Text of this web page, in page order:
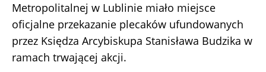
Metropolitalnej w Lublinie miało miejsce
oficjalne przekazanie plecaków ufundowanych
przez Księdza Arcybiskupa Stanisława Budzika w
ramach trwającej akcji.